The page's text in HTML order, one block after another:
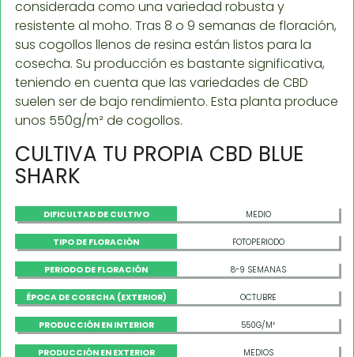
considerada como una variedad robusta y
resistente al moho. Tras 8 o 9 semanas de floración,
sus cogollos llenos de resina están listos para la
cosecha. Su producción es bastante significativa,
teniendo en cuenta que las variedades de CBD
suelen ser de bajo rendimiento. Esta planta produce
unos 550g/m² de cogollos.
CULTIVA TU PROPIA CBD BLUE
SHARK
DIFICULTAD DE CULTIVO MEDIO
TIPO DE FLORACIÓN FOTOPERIODO
PERIODO DE FLORACIÓN 8-9 SEMANAS
ÉPOCA DE COSECHA (EXTERIOR) OCTUBRE
PRODUCCIÓN EN INTERIOR 550G/M²
PRODUCCIÓN EN EXTERIOR MEDIOS